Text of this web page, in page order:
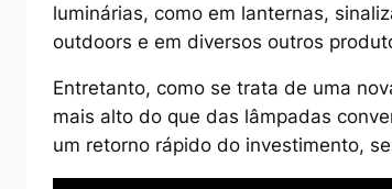
luminárias, como em lanternas,
outdoors e em diversos outros
Entretanto, como se trata de uma
mais alto do que das lâmpadas
um retorno rápido do investimento,